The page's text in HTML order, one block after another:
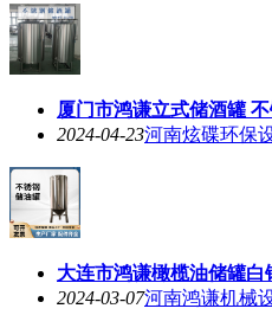
2024-04-23
厦门市鸿谦立式储酒罐
2024-04-23